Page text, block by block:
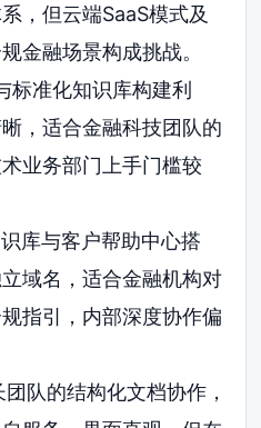
，但云端SaaS模式及
金融场景构成挑战。
标准化知识库构建利
，适合金融科技团队的
业务部门上手门槛较
库与客户帮助中心搭
域名，适合金融机构对
指引，内部深度协作偏
团队的结构化文档协作，